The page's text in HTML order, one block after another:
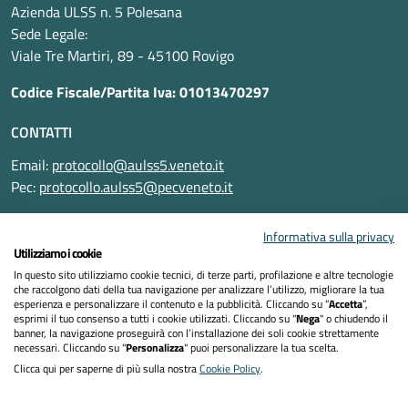
Azienda ULSS n. 5 Polesana
Sede Legale:
Viale Tre Martiri, 89 - 45100 Rovigo
Codice Fiscale/Partita Iva: 01013470297
CONTATTI
Email: protocollo@aulss5.veneto.it
Pec: protocollo.aulss5@pecveneto.it
Informativa privacy
Dichiarazione di accessibilità
Informativa sulla privacy
Utilizziamo i cookie
In questo sito utilizziamo cookie tecnici, di terze parti, profilazione e altre tecnologie
che raccolgono dati della tua navigazione per analizzare l’utilizzo, migliorare la tua
esperienza e personalizzare il contenuto e la pubblicità. Cliccando su “Accetta”,
esprimi il tuo consenso a tutti i cookie utilizzati. Cliccando su "Nega" o chiudendo il
banner, la navigazione proseguirà con l’installazione dei soli cookie strettamente
necessari. Cliccando su "Personalizza" puoi personalizzare la tua scelta.
Clicca qui per saperne di più sulla nostraCookie Policy.